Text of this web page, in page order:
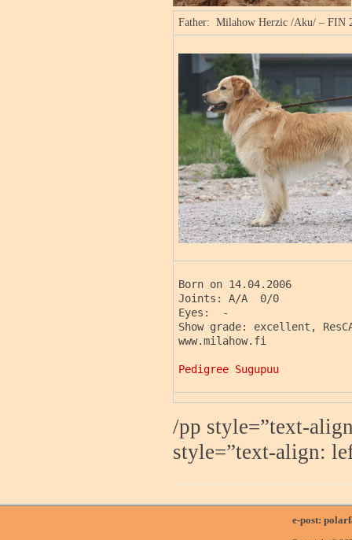
Father: Milahow Herzic /Aku/ – FIN
Born on 14.04.2006
Joints: A/A  0/0
Eyes:  -
Show grade: excellent,
www.milahow.fi
Pedigree Sugupuu
/pp style=”text-
style=”text-align:
e-post: